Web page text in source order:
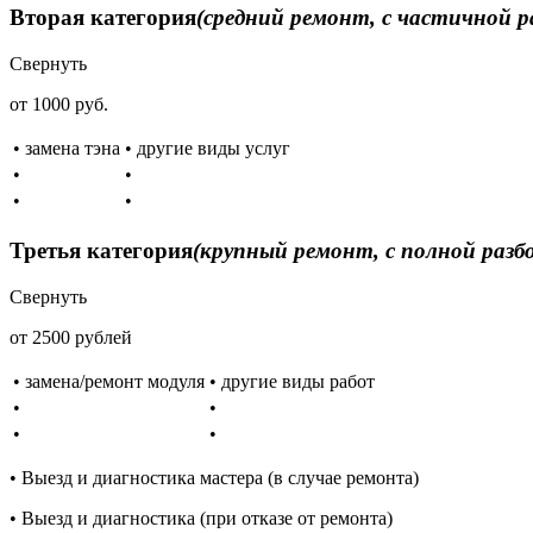
Вторая категория(средний ремонт, с частичной
Свернуть
от 1000 руб.
• замена тэна • другие виды услуг
•
•
•
•
Третья категория(крупный ремонт, с полной
Свернуть
от 2500 рублей
• замена/ремонт модуля • другие виды работ
•
•
•
•
• Выезд и диагностика мастера (в случае ремонта)
• Выезд и диагностика (при отказе от ремонта)